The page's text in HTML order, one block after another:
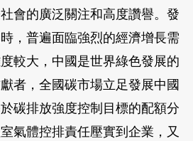
會的廣泛關注和高度讚譽。發
，普遍面臨強烈的經濟增長需
較大，中國是世界綠色發展的
者，全國碳市場立足發展中國
碳排放強度控制目標的配額分
氣體控排責任壓實到企業，又